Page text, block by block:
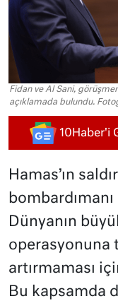
Fidan ve Al Sani,
açıklamada bulundu.
10Haber'i
Hamas’ın
Dünyanın
operasyonuna
artırmaması
Bu kapsamda